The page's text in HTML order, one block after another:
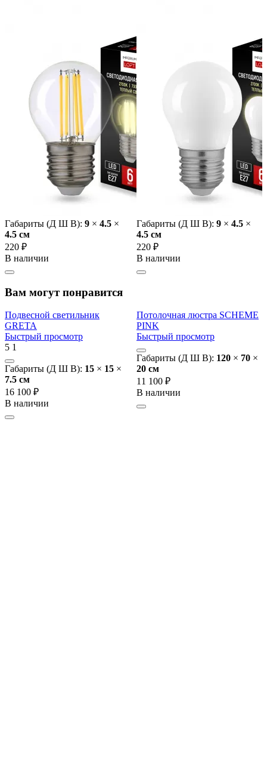
Габариты (Д Ш В): 9 × 4.5 ×
4.5 cм
220 ₽
В наличии
Габариты (Д Ш В): 9 × 4.5 ×
4.5 cм
220 ₽
В наличии
Вам могут понравится
Подвесной светильник
GRETA
Быстрый просмотр
5 1
Габариты (Д Ш В): 15 × 15 ×
7.5 cм
16 100 ₽
В наличии
Потолочная люстра SCHEME
PINK
Быстрый просмотр
Габариты (Д Ш В): 120 × 70 ×
20 cм
11 100 ₽
В наличии